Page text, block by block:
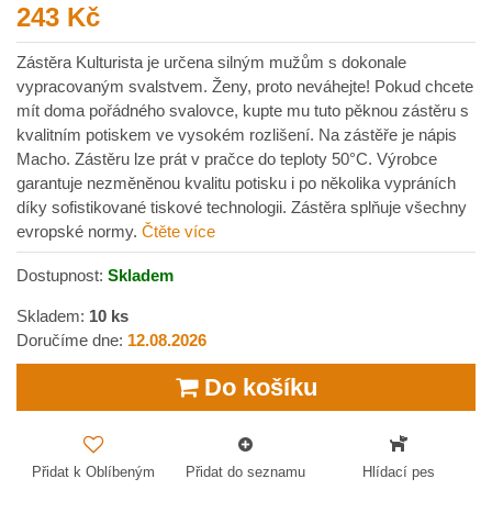
243 Kč
Zástěra Kulturista je určena silným mužům s dokonale
vypracovaným svalstvem. Ženy, proto neváhejte! Pokud chcete
mít doma pořádného svalovce, kupte mu tuto pěknou zástěru s
kvalitním potiskem ve vysokém rozlišení. Na zástěře je nápis
Macho. Zástěru lze prát v pračce do teploty 50°C. Výrobce
garantuje nezměněnou kvalitu potisku i po několika vypráních
díky sofistikované tiskové technologii. Zástěra splňuje všechny
evropské normy. Čtěte více
Dostupnost: Skladem
Skladem: 10 ks
Doručíme dne: 12.08.2026
Do košíku
Přidat k Oblíbeným Přidat do seznamu Hlídací pes